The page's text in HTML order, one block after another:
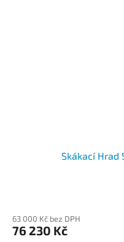
Skákací Hrad
produktu
je
63 000 Kč bez DPH
76 230 Kč